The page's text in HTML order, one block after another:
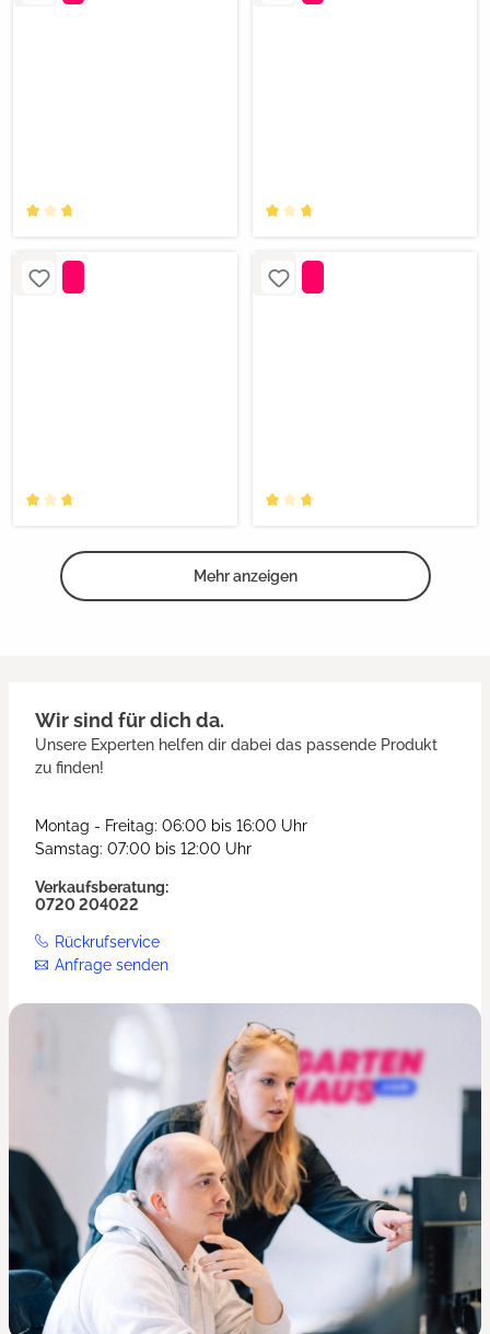
Mehr anzeigen
Wir sind für dich da.
Unsere Experten helfen dir dabei das passende Produkt
zu finden!
Montag - Freitag: 06:00 bis 16:00 Uhr
Samstag: 07:00 bis 12:00 Uhr
Verkaufsberatung:
0720 204022
Rückrufservice
Anfrage senden